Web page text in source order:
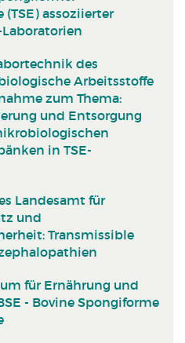
assoziierter
des
Arbeitsstoffe
zum Thema:
und Entsorgung
in TSE-
Landesamt für
und
Transmissible
für Ernährung und
- Bovine Spongiforme